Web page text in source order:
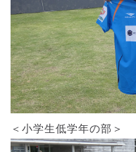
＜小学生低学年の部＞